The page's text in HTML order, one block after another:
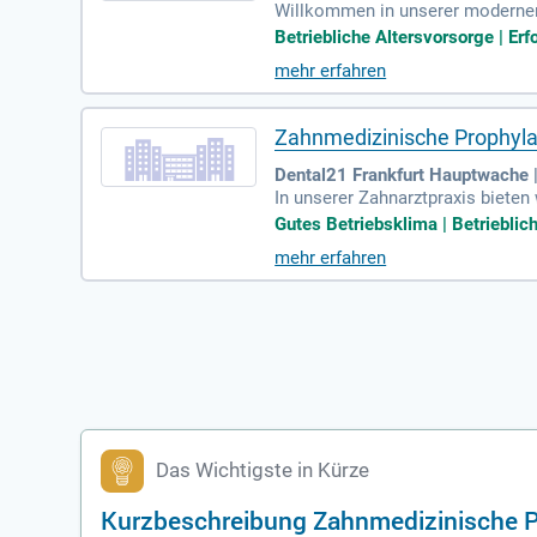
Willkommen in unserer
hbereiche bieten alles von
Veneers. Darüber hinaus
alien. Vertrauen Sie auf unsere
Betriebliche Altersvorsorge |
mehr erfahren
Zahnmedizinische
Dental21 Frankfurt Hauptwache
In unserer Zahnarztpraxis
n und Mitarbeitende wohlfühlen.
hren Komfort. Unser
eite stehen. Unsere Praxis ist
t. Wir bieten umfassende
Gutes Betriebsklima |
mehr erfahren
Das Wichtigste in Kürze
Kurzbeschreibung Zahnmedizinische